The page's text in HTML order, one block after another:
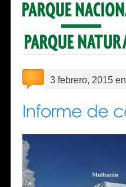
3 febrero, 2015 en